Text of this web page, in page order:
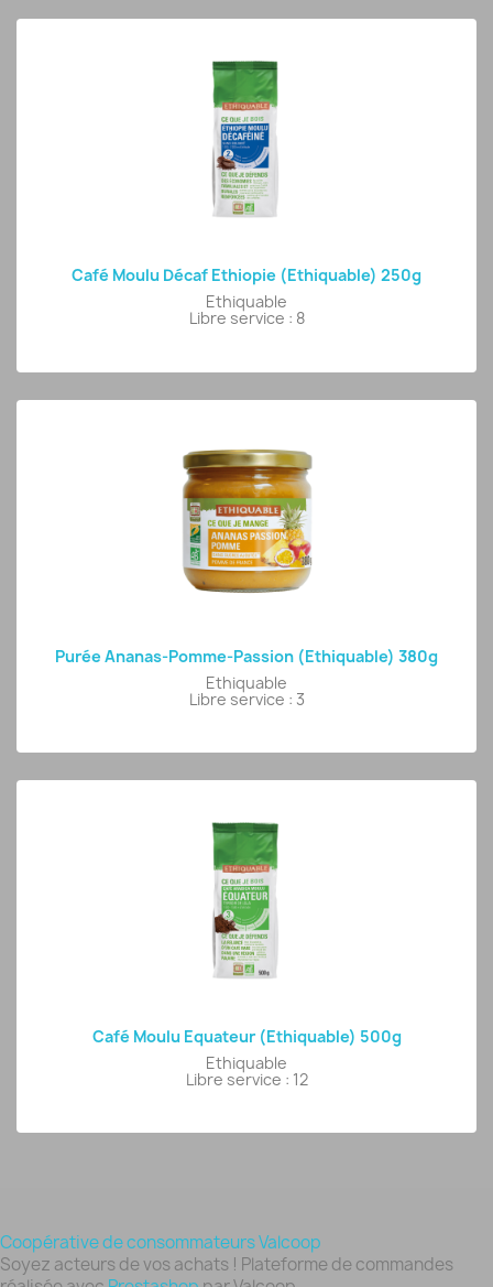
Café Moulu Décaf Ethiopie (Ethiquable) 250g
Ethiquable
Libre service : 8
Purée Ananas-Pomme-Passion (Ethiquable) 380g
Ethiquable
Libre service : 3
Café Moulu Equateur (Ethiquable) 500g
Ethiquable
Libre service : 12
Coopérative de consommateurs Valcoop
Soyez acteurs de vos achats ! Plateforme de commandes